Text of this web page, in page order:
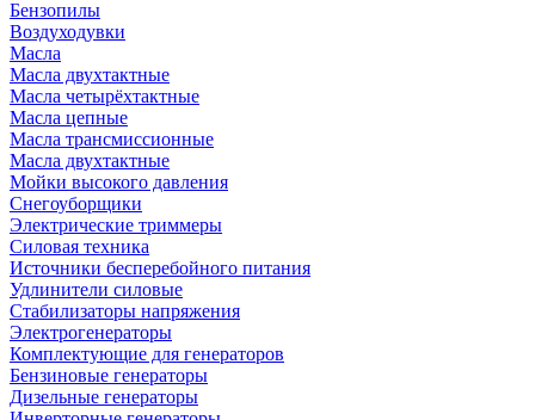
Бензопилы
Воздуходувки
Масла
Масла двухтактные
Масла четырёхтактные
Масла цепные
Масла трансмиссионные
Масла двухтактные
Мойки высокого давления
Снегоуборщики
Электрические триммеры
Силовая техника
Источники бесперебойного питания
Удлинители силовые
Стабилизаторы напряжения
Электрогенераторы
Комплектующие для генераторов
Бензиновые генераторы
Дизельные генераторы